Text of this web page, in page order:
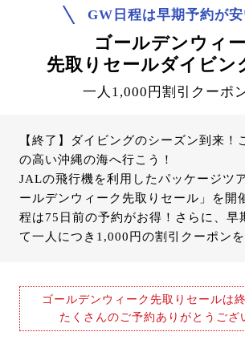
GW日程は早期予約が安
ゴールデンウィ
先取りセールダイビン
一人1,000円割引クーポ
【終了】ダイビングのシーズン到来！
の高い沖縄の海へ行こう！
JALの飛行機を利用したパッケージツ
ールデンウィーク先取りセール」を開
程は75日前の予約がお得！さらに、早
て一人につき1,000円の割引クーポン
ゴールデンウィーク先取りセールは
たくさんのご予約ありがとうござ